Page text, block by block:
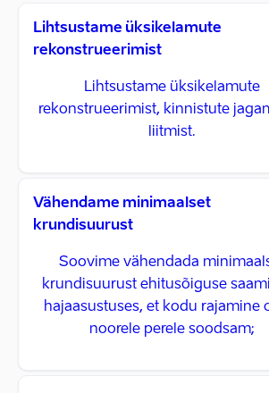
Lihtsustame üksikelamute
rekonstrueerimist
Lihtsustame üksikelamute
rekonstrueerimist, kinnistute
liitmist.
Vähendame minimaalset
krundisuurust
Soovime vähendada
krundisuurust ehitusõiguse
hajaasustuses, et kodu rajamine
noorele perele soodsam;